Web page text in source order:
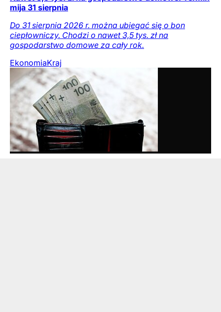
mija 31 sierpnia
Do 31 sierpnia 2026 r. można ubiegać się o bon
ciepłowniczy. Chodzi o nawet 3,5 tys. zł na
gospodarstwo domowe za cały rok.
EkonomiaKraj